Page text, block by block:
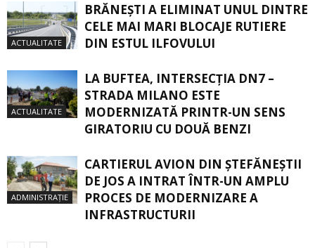
ACTUALITATE
BRĂNEȘTI A ELIMINAT UNUL DINTRE
CELE MAI MARI BLOCAJE RUTIERE
DIN ESTUL ILFOVULUI
ACTUALITATE
LA BUFTEA, INTERSECŢIA DN7 –
STRADA MILANO ESTE
MODERNIZATĂ PRINTR-UN SENS
GIRATORIU CU DOUĂ BENZI
ADMINISTRAȚIE
CARTIERUL AVION DIN ŞTEFĂNEŞTII
DE JOS A INTRAT ÎNTR-UN AMPLU
PROCES DE MODERNIZARE A
INFRASTRUCTURII